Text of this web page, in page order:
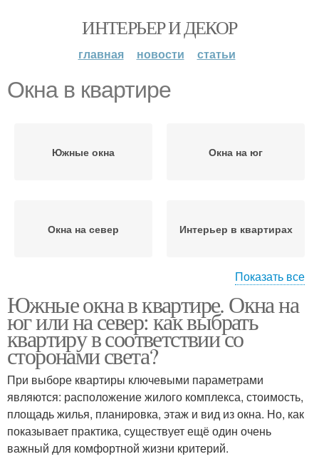
ИНТЕРЬЕР И ДЕКОР
главная новости статьи
Окна в квартире
Южные окна Окна на юг
Окна на север Интерьер в квартирах
Окна на восток Окна в окна
Квартиры с южными
окнами
Квартиры с северными
окнами
Квартиры с
Квартиры с западными
Показать все
Южные окна в квартире. Окна на
юг или на север: как выбрать
квартиру в соответствии со
сторонами света?
При выборе квартиры ключевыми параметрами
являются: расположение жилого комплекса, стоимость,
площадь жилья, планировка, этаж и вид из окна. Но, как
показывает практика, существует ещё один очень
важный для комфортной жизни критерий.